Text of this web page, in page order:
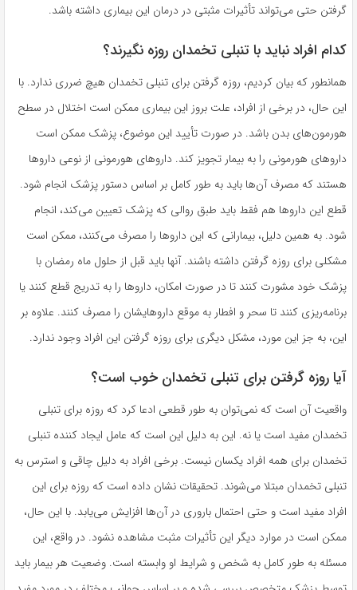
گرفتن حتی می‌تواند تأثیرات مثبتی در درمان این بیماری داشته باشد.
کدام افراد نباید با تنبلی تخمدان روزه نگیرند؟
همانطور که بیان کردیم، روزه گرفتن برای تنبلی تخمدان هیچ ضرری ندارد. با
این حال، در برخی از افراد، علت بروز این بیماری ممکن است اختلال در سطح
هورمون‌های بدن باشد. در صورت تأیید این موضوع، پزشک ممکن است
داروهای هورمونی را به بیمار تجویز کند. داروهای هورمونی از نوعی داروها
هستند که مصرف آن‌ها باید به طور کامل بر اساس دستور پزشک انجام شود.
قطع این داروها هم فقط باید طبق روالی که پزشک تعیین می‌کند، انجام
شود. به همین دلیل، بیمارانی که این داروها را مصرف می‌کنند، ممکن است
مشکلی برای روزه گرفتن داشته باشند. آنها باید قبل از حلول ماه رمضان با
پزشک خود مشورت کنند تا در صورت امکان، داروها را به تدریج قطع کنند یا
برنامه‌ریزی کنند تا سحر و افطار به موقع داروهایشان را مصرف کنند. علاوه بر
این، به جز این مورد، مشکل دیگری برای روزه گرفتن این افراد وجود ندارد.
آیا روزه گرفتن برای تنبلی تخمدان خوب است؟
واقعیت آن است که نمی‌توان به طور قطعی ادعا کرد که روزه برای تنبلی
تخمدان مفید است یا نه. این به دلیل این است که عامل ایجاد کننده تنبلی
تخمدان برای همه افراد یکسان نیست. برخی افراد به دلیل چاقی و استرس به
تنبلی تخمدان مبتلا می‌شوند. تحقیقات نشان داده است که روزه برای این
افراد مفید است و حتی احتمال باروری در آن‌ها افزایش می‌یابد. با این حال،
ممکن است در موارد دیگر این تأثیرات مثبت مشاهده نشود. در واقع، این
مسئله به طور کامل به شخص و شرایط او وابسته است. وضعیت هر بیمار باید